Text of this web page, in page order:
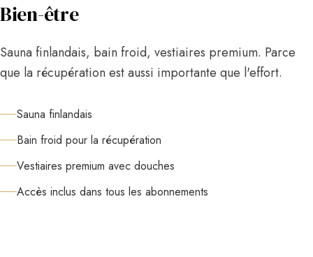
Bien-être
Sauna finlandais, bain froid, vestiaires premium. Parce
que la récupération est aussi importante que l'effort.
Sauna finlandais
Bain froid pour la récupération
Vestiaires premium avec douches
Accès inclus dans tous les abonnements